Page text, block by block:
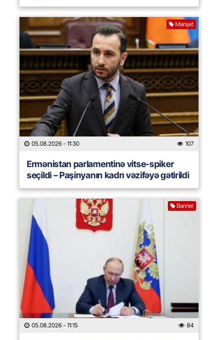
Manşet
05.08.2026 - 11:30 107
Ermənistan parlamentinə vitse-spiker
seçildi – Paşinyanın kadrı vəzifəyə gətirildi
Banner
05.08.2026 - 11:15 84